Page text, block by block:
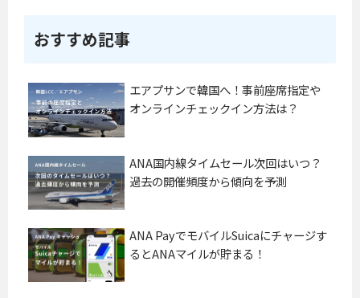
おすすめ記事
エアプサンで韓国へ！事前座席指定や
オンラインチェックイン方法は？
ANA国内線タイムセール次回はいつ？
過去の開催頻度から傾向を予測
ANA PayでモバイルSuicaにチャージす
るとANAマイルが貯まる！